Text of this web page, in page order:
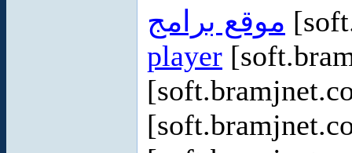
موقع برامج
player